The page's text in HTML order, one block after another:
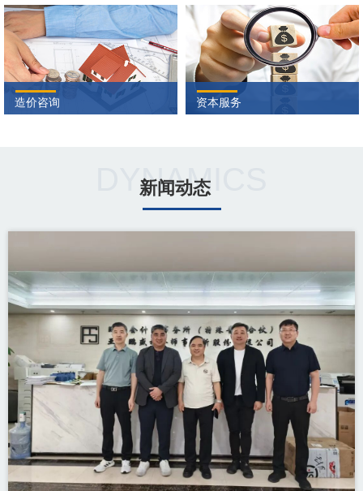
造价咨询 资本服务
DYNAMICS
新闻动态